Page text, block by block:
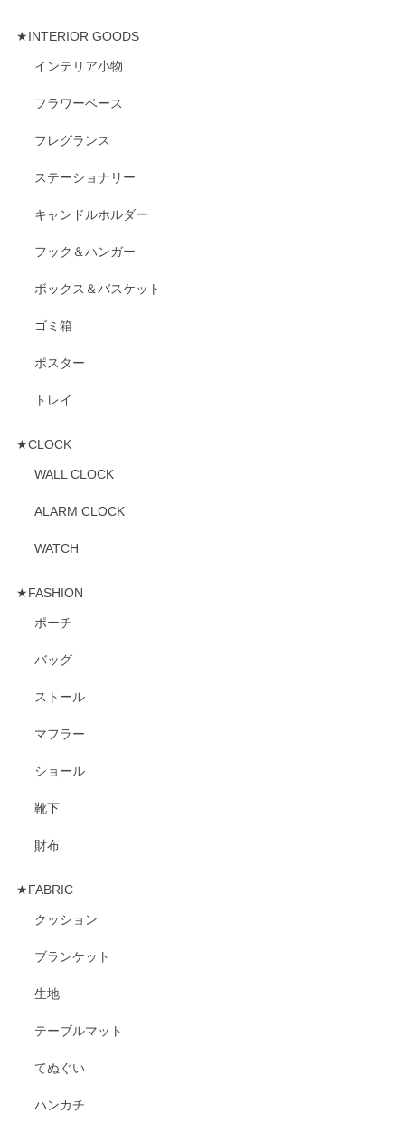
★INTERIOR GOODS
インテリア小物
フラワーベース
フレグランス
ステーショナリー
キャンドルホルダー
フック＆ハンガー
ボックス＆バスケット
ゴミ箱
ポスター
トレイ
★CLOCK
WALL CLOCK
ALARM CLOCK
WATCH
★FASHION
ポーチ
バッグ
ストール
マフラー
ショール
靴下
財布
★FABRIC
クッション
ブランケット
生地
テーブルマット
てぬぐい
ハンカチ